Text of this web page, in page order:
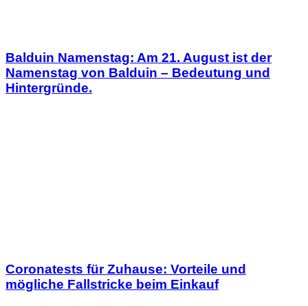
Balduin Namenstag: Am 21. August ist der
Namenstag von Balduin – Bedeutung und
Hintergründe.
Coronatests für Zuhause: Vorteile und
mögliche Fallstricke beim Einkauf